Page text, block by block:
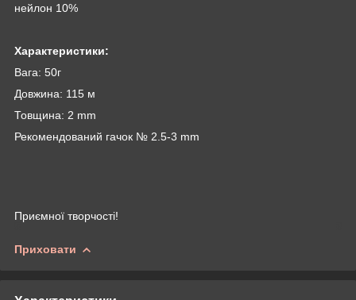
нейлон 10%
Характеристики:
Вага: 50г
Довжина: 115 м
Товщина: 2 mm
Рекомендований гачок № 2.5-3 mm
Приємної творчості!
Приховати